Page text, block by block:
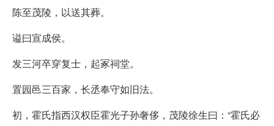
陈至茂陵，以送其葬。
谥曰宣成侯。
发三河卒穿复士，起冢祠堂。
置园邑三百家，长丞奉守如旧法。
初，霍氏指西汉权臣霍光子孙奢侈，茂陵徐生曰：“霍氏必